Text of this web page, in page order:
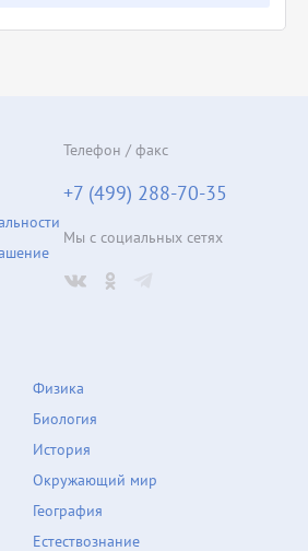
Физика
Биология
История
Окружающий мир
География
Естествознание
Телефон / факс
+7 (499) 288-70-35
Мы с социальных сетях